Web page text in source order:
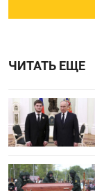
ЧИТАТЬ ЕЩЕ